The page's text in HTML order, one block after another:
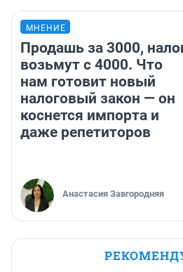
МНЕНИЕ
Продашь за 3000,
возьмут с 4000. Что
нам готовит новый
налоговый закон — он
коснется импорта и
даже репетиторов
Анастасия Завгородняя